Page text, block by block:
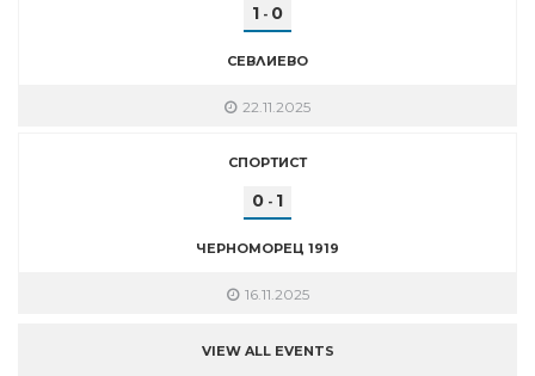
1 - 0
СЕВЛИЕВО
22.11.2025
СПОРТИСТ
0 - 1
ЧЕРНОМОРЕЦ 1919
16.11.2025
VIEW ALL EVENTS